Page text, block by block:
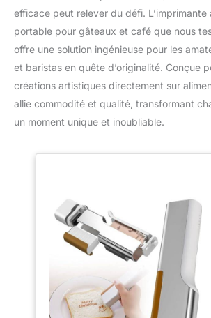
efficace peut relever du défi. L’imprimante
portable pour gâteaux et café que nous
offre une solution ingénieuse pour les
et baristas en quête d’originalité. Conçue
créations artistiques directement sur
allie commodité et qualité, transformant
un moment unique et inoubliable.